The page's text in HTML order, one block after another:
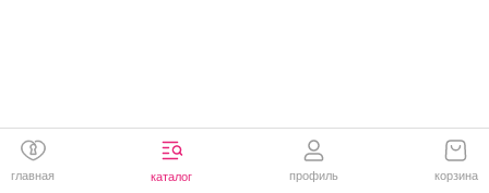
главная каталог профиль корзина